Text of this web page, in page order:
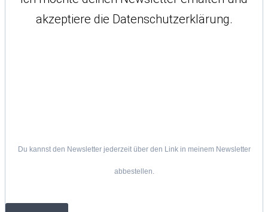
akzeptiere die Datenschutzerklärung.
Du kannst den Newsletter jederzeit über den Link in meinem Newsletter
abbestellen.